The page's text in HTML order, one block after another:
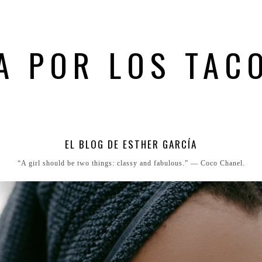
POR LOS
EL BLOG DE ESTHER GARCÍA
“A girl should be two things: classy and fabulous.” ― Coco Chanel.